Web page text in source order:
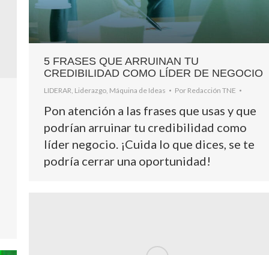
5 FRASES QUE ARRUINAN TU
CREDIBILIDAD COMO LÍDER DE NEGOCIO
LIDERAR Liderazgo Máquina de Ideas Por Redacción TNE
Pon atención a las frases que usas y que
podrían arruinar tu credibilidad como
líder negocio. ¡Cuida lo que dices, se te
podría cerrar una oportunidad!